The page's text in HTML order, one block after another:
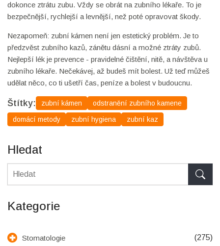
dokonce ztrátu zubu. Vždy se obrát na zubního lékaře. To je
bezpečnější, rychlejší a levnější, než poté opravovat škody.
Nezapomeň: zubní kámen není jen estetický problém. Je to
předzvěst zubního kazů, zánětu dásní a možné ztráty zubů.
Nejlepší lék je prevence - pravidelné čištění, nitě, a návštěva u
zubního lékaře. Nečekávej, až budeš mít bolest. Už teď můžeš
udělat něco, co ti ušetří čas, peníze a bolest v budoucnu.
Štítky: zubní kámen odstranění zubního kamene
domácí metody zubní hygiena zubní kaz
Hledat
Kategorie
Stomatologie (275)